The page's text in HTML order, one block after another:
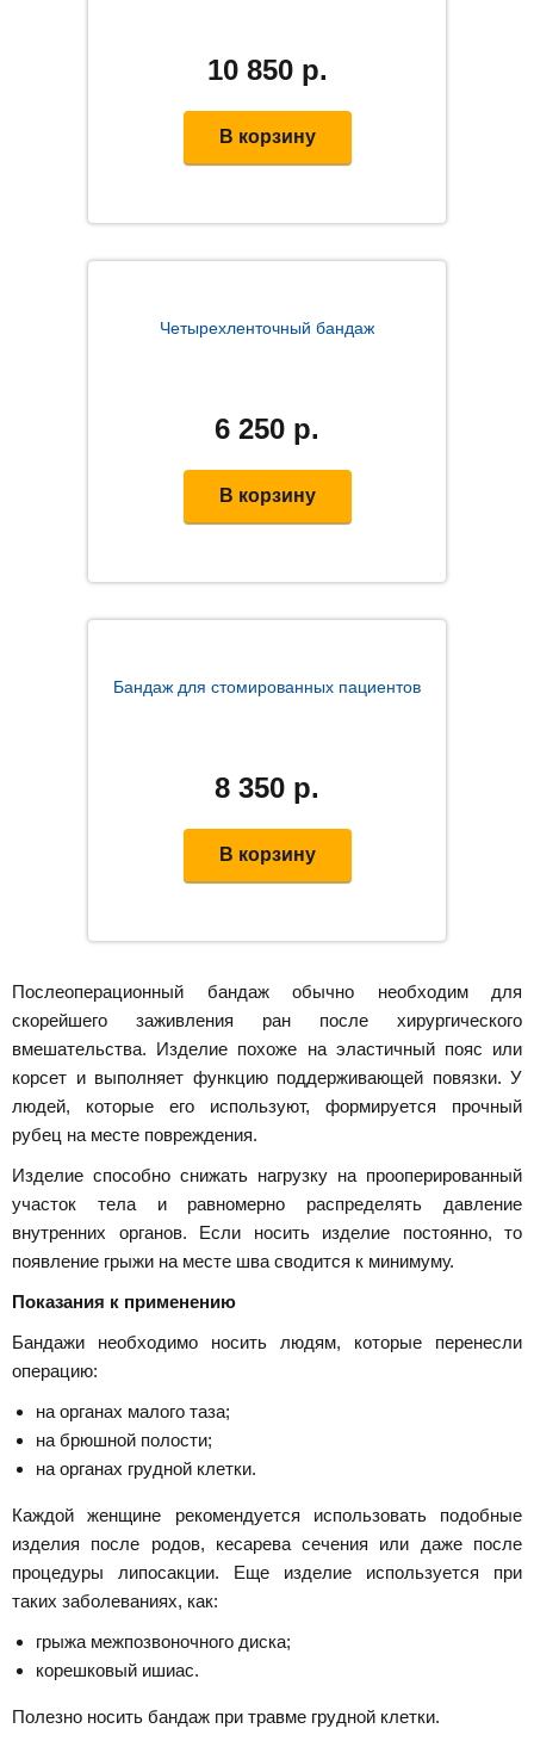
10 850р.
В корзину
Четырехленточный бандаж
6 250 р.
В корзину
Бандаж для стомированных пациентов
8 350 р.
В корзину
Послеоперационный бандаж обычно необходим для
скорейшего заживления ран после хирургического
вмешательства. Изделие похоже на эластичный пояс или
корсет и выполняет функцию поддерживающей повязки. У
людей, которые его используют, формируется прочный
рубец на месте повреждения.
Изделие способно снижать нагрузку на прооперированный
участок тела и равномерно распределять давление
внутренних органов. Если носить изделие постоянно, то
появление грыжи на месте шва сводится к минимуму.
Показания к применению
Бандажи необходимо носить людям, которые перенесли
операцию:
на органах малого таза;
на брюшной полости;
на органах грудной клетки.
Каждой женщине рекомендуется использовать подобные
изделия после родов, кесарева сечения или даже после
процедуры липосакции. Еще изделие используется при
таких заболеваниях, как:
грыжа межпозвоночного диска;
корешковый ишиас.
Полезно носить бандаж при травме грудной клетки.